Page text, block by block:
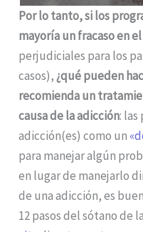
Por lo tanto, si los
mayoría un fracaso en
perjudiciales para los
casos), ¿qué pueden
recomienda un
causa de la adicción: las
adicción(es) como un
para manejar algún
en lugar de manejarlo
de una adicción, es
12 pasos del sótano de